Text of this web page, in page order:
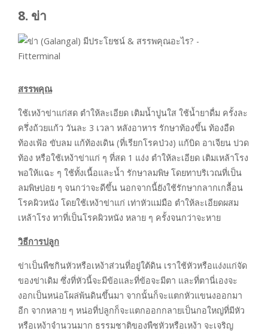
8. ข่า
สรรพคุณ
ใช้เหง้าข่าแก่สด ตำให้ละเอียด เติมน้ำปูนใส ใช้น้ำยาดื่ม ครั้งละ
ครึ่งถ้วยแก้ว วันละ 3 เวลา หลังอาหาร รักษาท้องขึ้น ท้องอืด
ท้องเฟ้อ ขับลม แก้ท้องเดิน (ที่เรียกโรคป่วง) แก้บิด อาเจียน ปวด
ท้อง หรือใช้เหง้าข่าแก่ ๆ ที่สด 1 แง่ง ตำให้ละเอียด เติมเหล้าโรง
พอให้แฉะ ๆ ใช้ทั้งเนื้อและน้ำ รักษาลมพิษ โดยทาบริเวณที่เป็น
ลมพิษบ่อย ๆ จนกว่าจะดีขึ้น นอกจากนี้ยังใช้รักษากลากเกลื้อน
โรคผิวหนัง โดยใช้เหง้าข่าแก่ เท่าหัวแม่มือ ตำให้ละเอียดผสม
เหล้าโรง ทาที่เป็นโรคผิวหนัง หลาย ๆ ครั้งจนกว่าจะหาย
วิธีการปลูก
ข่าเป็นพืชกินหัวหรือเหง้าส่วนที่อยู่ใต้ดิน เราใช้หัวหรือแง่งแก่จัด
ของข่าเดิม ซึ่งที่หัวนี้จะมีข้อและที่ข้อจะมีตา และที่ตานี่เองจะ
งอกเป็นหน่อโผล่พ้นดินขึ้นมา จากนั้นก็จะแตกหัวแขนงออกมา
อีก จากหลาย ๆ หน่อที่ปลูกก็จะแตกออกกลายเป็นกอใหญ่ที่มีหัว
หรือเหง้าจำนวนมาก ธรรมชาติของพืชหัวหรือเหง้า จะเจริญ